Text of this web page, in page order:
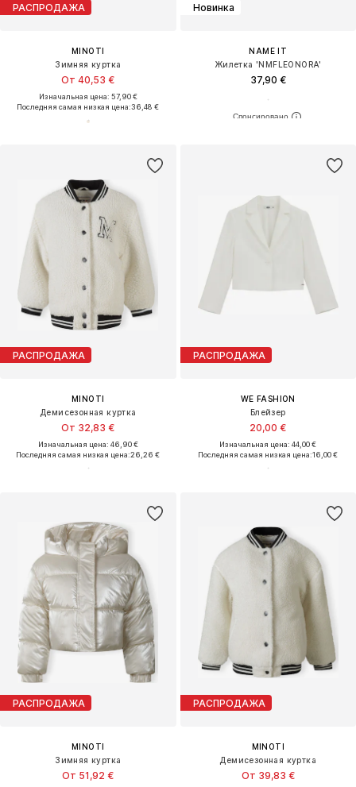
РАСПРОДАЖА
MINOTI
Зимняя куртка
От 40,53 €
Изначальная цена: 57,90 €
Последняя самая низкая цена:36,48 €
Новинка
NAME IT
Жилетка 'NMFLEONORA'
37,90 €
РАСПРОДАЖА
MINOTI
Демисезонная куртка
От 32,83 €
Изначальная цена: 46,90 €
Последняя самая низкая цена:26,26 €
РАСПРОДАЖА
WE FASHION
Блейзер
20,00 €
Изначальная цена: 44,00 €
Последняя самая низкая цена:16,00 €
РАСПРОДАЖА
MINOTI
Зимняя куртка
От 51,92 €
РАСПРОДАЖА
MINOTI
Демисезонная куртка
От 39,83 €